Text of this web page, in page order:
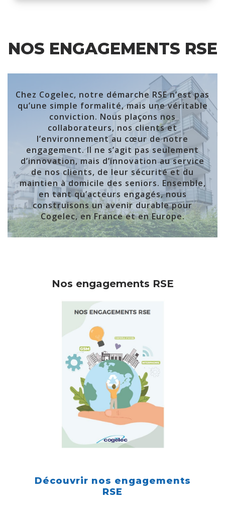
NOS ENGAGEMENTS RSE
Chez Cogelec, notre démarche RSE n’est pas
qu’une simple formalité, mais une véritable
conviction. Nous plaçons nos
collaborateurs, nos clients et
l’environnement au cœur de notre
engagement. Il ne s’agit pas seulement
d’innovation, mais d’innovation au service
de nos clients, de leur sécurité et du
maintien à domicile des seniors. Ensemble,
en tant qu’acteurs engagés, nous
construisons un avenir durable pour
Cogelec, en France et en Europe.
Nos engagements RSE
Découvrir nos engagements
RSE